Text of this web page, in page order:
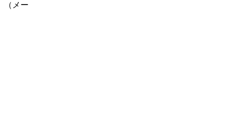
（メー